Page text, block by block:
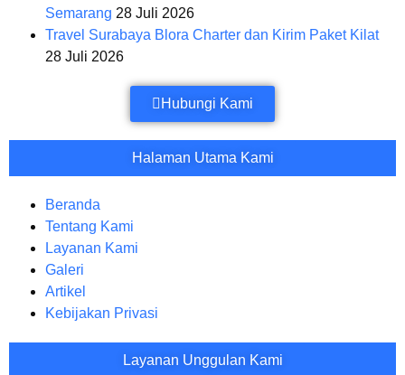
Semarang 28 Juli 2026
Travel Surabaya Blora Charter dan Kirim Paket Kilat
28 Juli 2026
Hubungi Kami
Halaman Utama Kami
Beranda
Tentang Kami
Layanan Kami
Galeri
Artikel
Kebijakan Privasi
Layanan Unggulan Kami